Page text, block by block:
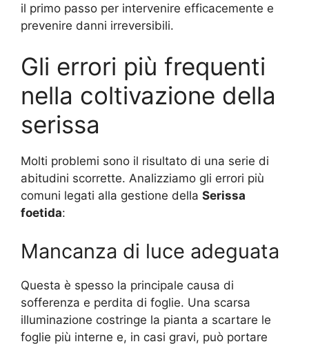
il primo passo per intervenire efficacemente e
prevenire danni irreversibili.
Gli errori più frequenti
nella coltivazione della
serissa
Molti problemi sono il risultato di una serie di
abitudini scorrette. Analizziamo gli errori più
comuni legati alla gestione della Serissa
foetida:
Mancanza di luce adeguata
Questa è spesso la principale causa di
sofferenza e perdita di foglie. Una scarsa
illuminazione costringe la pianta a scartare le
foglie più interne e, in casi gravi, può portare